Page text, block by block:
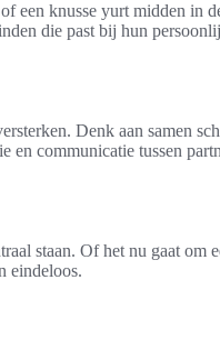
een knusse yurt midden in
die past bij hun
Denk aan samen
communicatie tussen
staan. Of het nu gaat om
eindeloos.